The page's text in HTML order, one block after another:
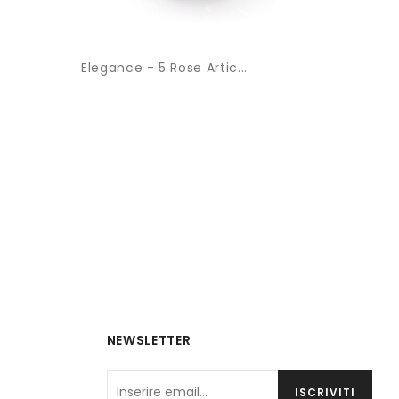
Elegance - 5 Rose Artic...
NEWSLETTER
ISCRIVITI